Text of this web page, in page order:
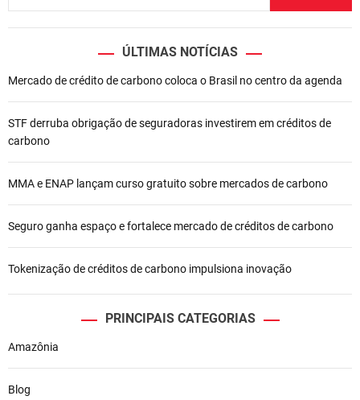
ã
d
e
P
o
t
ÚLTIMAS NOTÍCIAS
Mercado de crédito de carbono coloca o Brasil no centro da agenda
STF derruba obrigação de seguradoras investirem em créditos de
carbono
MMA e ENAP lançam curso gratuito sobre mercados de carbono
Seguro ganha espaço e fortalece mercado de créditos de carbono
Tokenização de créditos de carbono impulsiona inovação
PRINCIPAIS CATEGORIAS
Amazônia
Blog